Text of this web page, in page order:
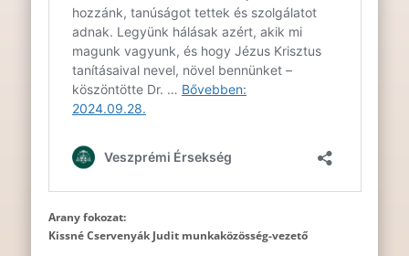
Arany fokozat:
Kissné Cservenyák Judit munkaközösség-vezető